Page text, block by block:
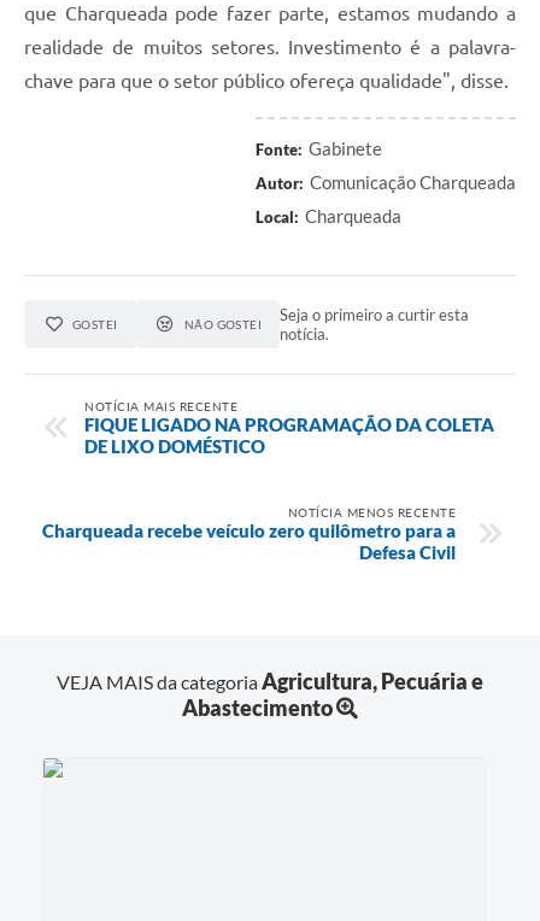
que Charqueada pode fazer parte, estamos mudando a
realidade de muitos setores. Investimento é a palavra-
chave para que o setor público ofereça qualidade", disse.
Fonte: Gabinete
Autor: Comunicação Charqueada
Local: Charqueada
GOSTEI NÃO GOSTEI
Seja o primeiro a curtir esta
notícia.
NOTÍCIA MAIS RECENTE
FIQUE LIGADO NA PROGRAMAÇÃO DA COLETA
DE LIXO DOMÉSTICO
NOTÍCIA MENOS RECENTE
Charqueada recebe veículo zero quilômetro para a
Defesa Civil
VEJA MAIS da categoriaAgricultura, Pecuária e
Abastecimento